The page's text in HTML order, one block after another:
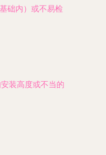
础内）或不易检
装高度或不当的